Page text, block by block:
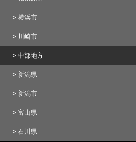
横浜市
川崎市
中部地方
新潟県
新潟市
富山県
石川県